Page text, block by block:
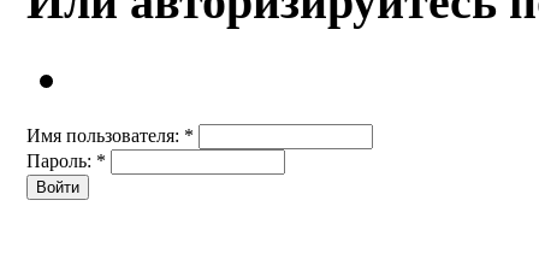
Имя пользователя: *
Пароль: *